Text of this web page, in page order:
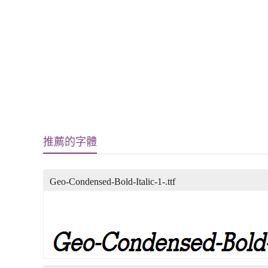
推薦的字體
Geo-Condensed-Bold-Italic-1-.ttf